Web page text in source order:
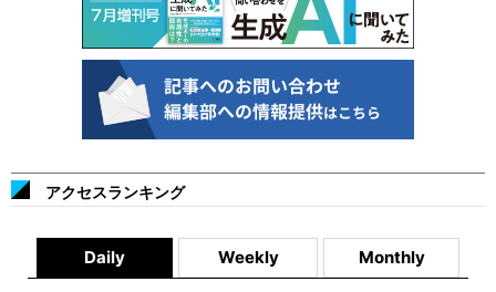
アクセスランキング
Daily Weekly Monthly